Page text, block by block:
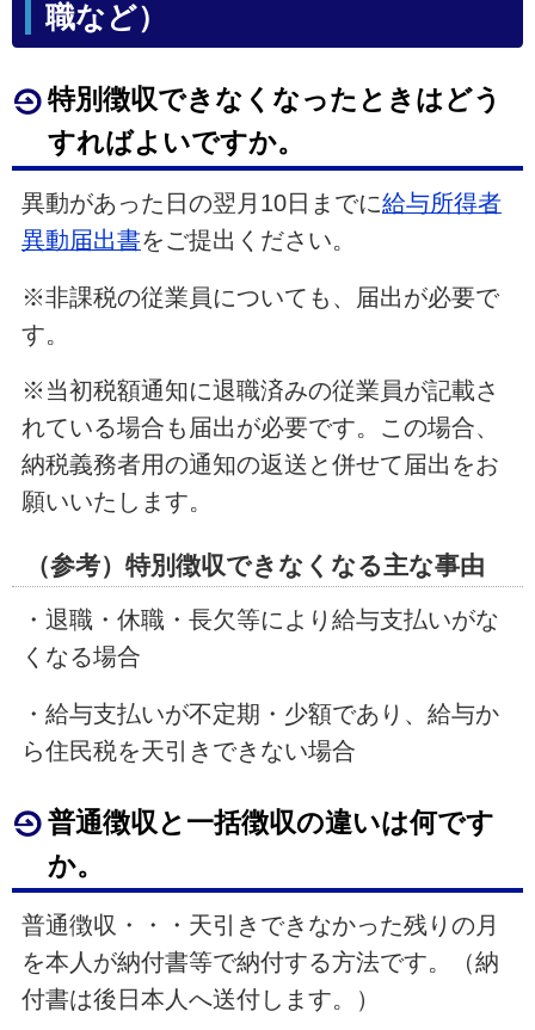
職など）
特別徴収できなくなったときはどう
すればよいですか。
異動があった日の翌月10日までに給与所得者
異動届出書をご提出ください。
※非課税の従業員についても、届出が必要で
す。
※当初税額通知に退職済みの従業員が記載さ
れている場合も届出が必要です。この場合、
納税義務者用の通知の返送と併せて届出をお
願いいたします。
（参考）特別徴収できなくなる主な事由
・退職・休職・長欠等により給与支払いがな
くなる場合
・給与支払いが不定期・少額であり、給与か
ら住民税を天引きできない場合
普通徴収と一括徴収の違いは何です
か。
普通徴収・・・天引きできなかった残りの月
を本人が納付書等で納付する方法です。（納
付書は後日本人へ送付します。）